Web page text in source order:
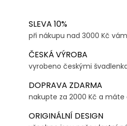
SLEVA 10%
při nákupu nad 3000 Kč
ČESKÁ VÝROBA
vyrobeno českými
DOPRAVA ZDARMA
nakupte za 2000 Kč a
ORIGINÁLNÍ DESIGN